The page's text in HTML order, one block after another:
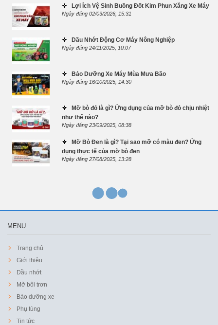
Lợi Ích Vệ Sinh Buồng Đốt Kim Phun Xăng Xe Máy
Ngày đăng 02/03/2026, 15:31
Dầu Nhớt Động Cơ Máy Nông Nghiệp
Ngày đăng 24/11/2025, 10:07
Bảo Dưỡng Xe Máy Mùa Mưa Bão
Ngày đăng 16/10/2025, 14:30
Mỡ bò đỏ là gì? Ứng dụng của mỡ bò đỏ chịu nhiệt
như thế nào?
Ngày đăng 23/09/2025, 08:38
Mỡ Bò Đen là gì? Tại sao mỡ có màu đen? Ứng
dụng thực tế của mỡ bò đen
Ngày đăng 27/08/2025, 13:28
MENU
Trang chủ
Giới thiệu
Dầu nhớt
Mỡ bôi trơn
Bảo dưỡng xe
Phụ tùng
Tin tức